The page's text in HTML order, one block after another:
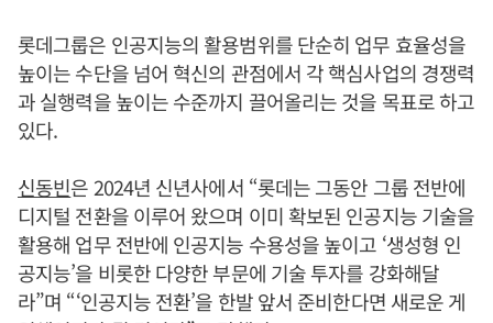
롯데그룹은 인공지능의 활용범위를 단순히 업무 효율성을
높이는 수단을 넘어 혁신의 관점에서 각 핵심사업의 경쟁력
과 실행력을 높이는 수준까지 끌어올리는 것을 목표로 하고
있다.
신동빈은 2024년 신년사에서 “롯데는 그동안 그룹 전반에
디지털 전환을 이루어 왔으며 이미 확보된 인공지능 기술을
활용해 업무 전반에 인공지능 수용성을 높이고 ‘생성형 인
공지능’을 비롯한 다양한 부문에 기술 투자를 강화해달
라”며 “‘인공지능 전환’을 한발 앞서 준비한다면 새로운 게